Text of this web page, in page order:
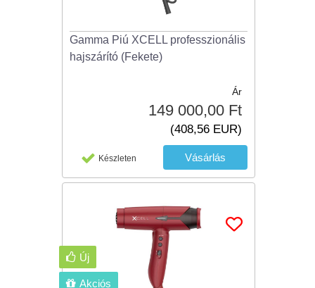
Gamma Piú XCELL professzionális
hajszárító (Fekete)
Ár
149 000,00 Ft
(408,56 EUR)
Készleten
Új
Akciós